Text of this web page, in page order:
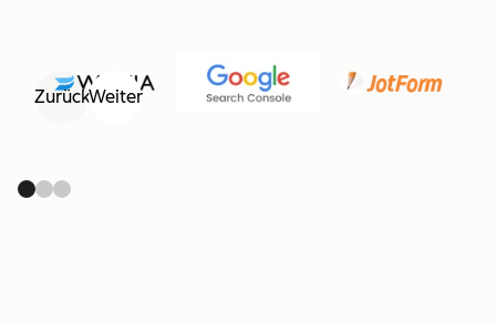
ZurückWeiter